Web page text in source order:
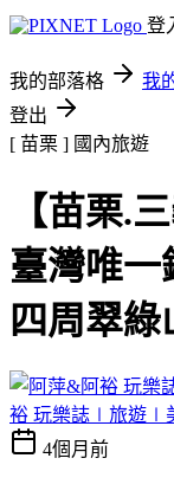
登
我的部落格 我
登出
[ 苗栗 ] 國內旅遊
【苗栗.
臺灣唯一
四周翠綠
裕 玩樂誌∣旅遊∣
4個月前